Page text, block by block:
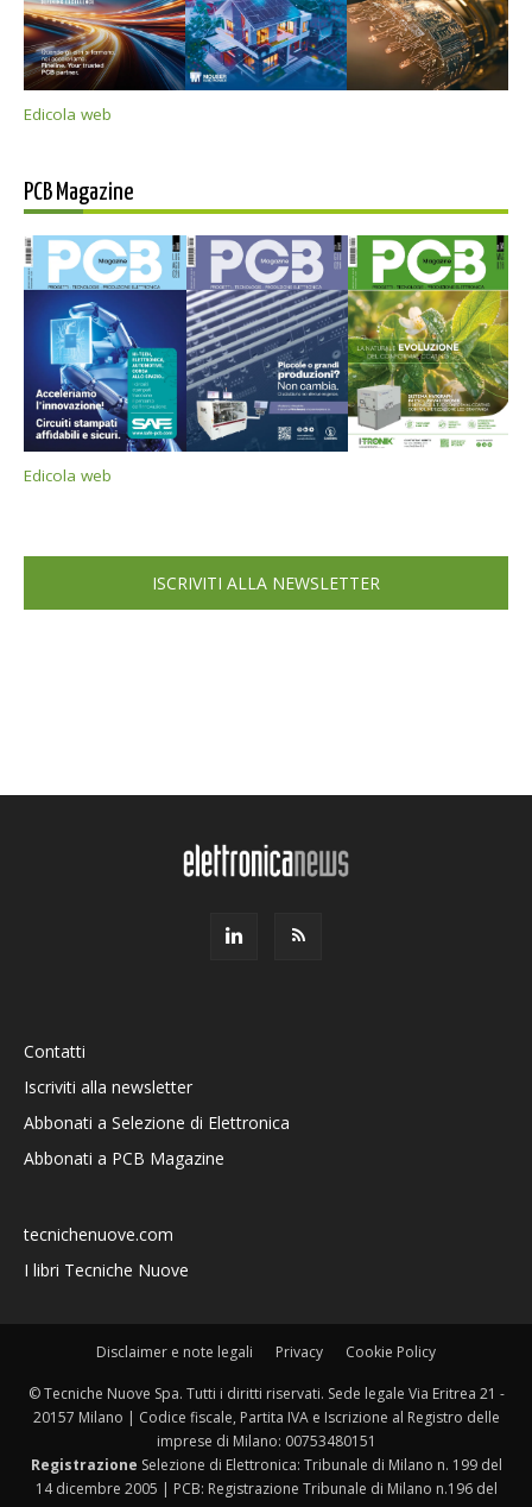
Edicola web
PCB Magazine
Edicola web
ISCRIVITI ALLA NEWSLETTER
Contatti
Iscriviti alla newsletter
Abbonati a Selezione di Elettronica
Abbonati a PCB Magazine
tecnichenuove.com
I libri Tecniche Nuove
Disclaimer e note legali Privacy Cookie Policy
© Tecniche Nuove Spa. Tutti i diritti riservati. Sede legale Via Eritrea 21 -
20157 Milano | Codice fiscale, Partita IVA e Iscrizione al Registro delle
imprese di Milano: 00753480151
Registrazione Selezione di Elettronica: Tribunale di Milano n. 199 del
14 dicembre 2005 | PCB: Registrazione Tribunale di Milano n.196 del